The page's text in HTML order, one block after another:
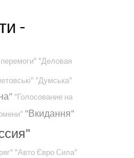
-
"Деловая
"Думська"
"Голосование на
"Вкидання"
"Авто Євро Сила"